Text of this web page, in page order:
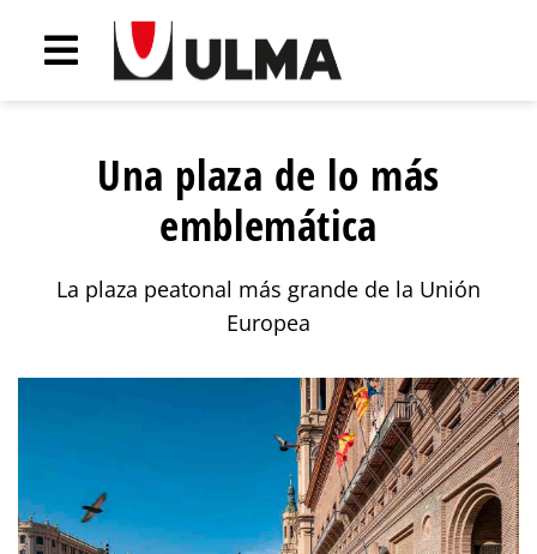
Una plaza de lo más
emblemática
La plaza peatonal más grande de la Unión
Europea